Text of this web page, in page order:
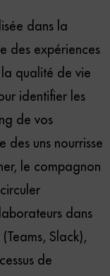
dans la
des expériences
qualité de vie
identifier les
de vos
des uns nourrisse
le compagnon
dans
Slack),
de